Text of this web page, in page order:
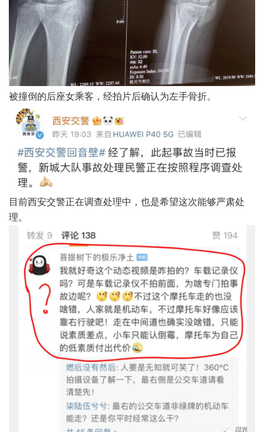
被撞倒的后座女乘客，经拍片后确认为左手骨折。
目前西安交警正在调查处理中，也是希望这次能够严肃处
理。